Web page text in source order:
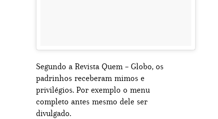
Segundo a Revista Quem – Globo, os
padrinhos receberam mimos e
privilégios. Por exemplo o menu
completo antes mesmo dele ser
divulgado.